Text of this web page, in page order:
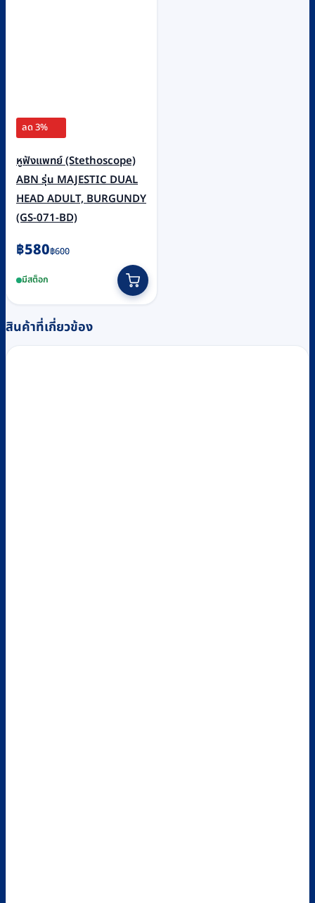
ลด 3%
หูฟังแพทย์ (Stethoscope)
ABN รุ่น MAJESTIC DUAL
HEAD ADULT, BURGUNDY
(GS-071-BD)
฿600
Original
was:
฿600.
฿580
Current
is:
฿580.
มีสต็อก
สินค้าที่เกี่ยวข้อง